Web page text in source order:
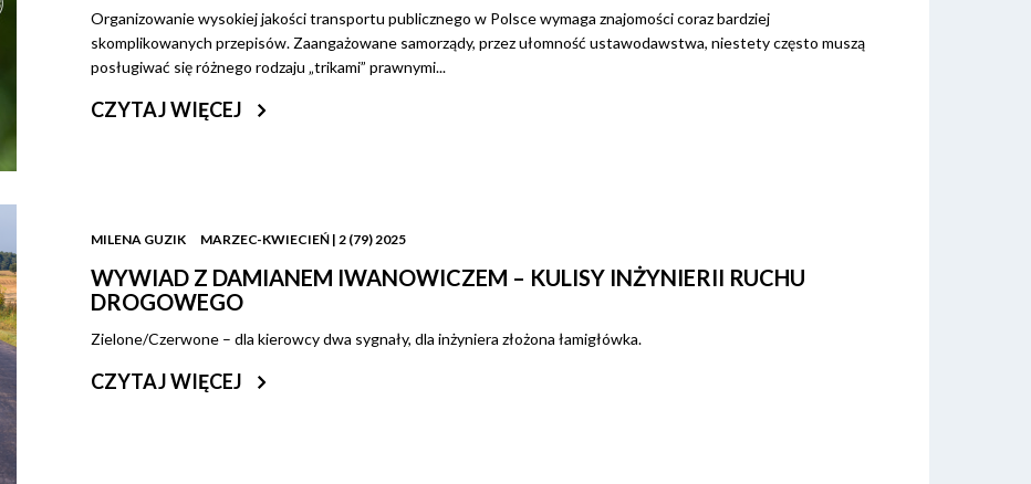
Organizowanie wysokiej jakości transportu publicznego w Polsce wymaga znajomości coraz bardziej
skomplikowanych przepisów. Zaangażowane samorządy, przez ułomność ustawodawstwa, niestety często muszą
posługiwać się różnego rodzaju „trikami” prawnymi...
CZYTAJ WIĘCEJ
MILENA GUZIK MARZEC-KWIECIEŃ | 2 (79) 2025
WYWIAD Z DAMIANEM IWANOWICZEM – KULISY INŻYNIERII RUCHU
DROGOWEGO
Zielone/Czerwone – dla kierowcy dwa sygnały, dla inżyniera złożona łamigłówka.
CZYTAJ WIĘCEJ